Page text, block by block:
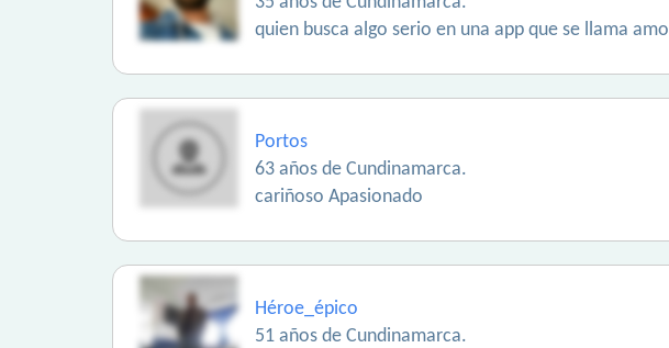
quien busca algo serio en una app que se llama
Portos
63 años de Cundinamarca.
cariñoso Apasionado
Héroe_épico
51 años de Cundinamarca.